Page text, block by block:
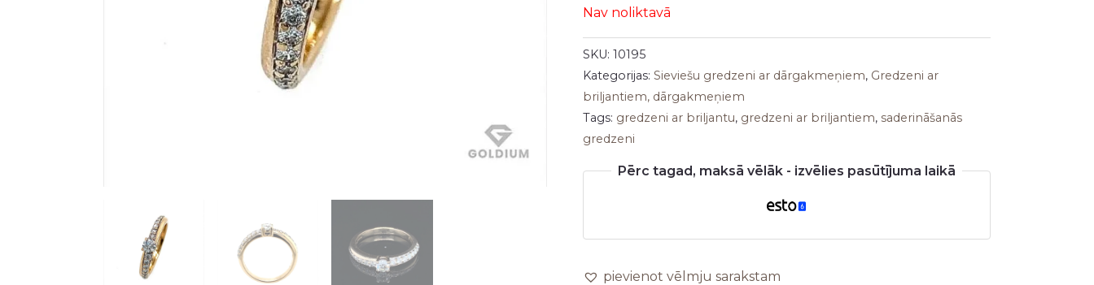
Nav noliktavā
SKU: 10195
Kategorijas: Sieviešu gredzeni ar dārgakmeņiem, Gredzeni ar
briljantiem, dārgakmeņiem
Tags: gredzeni ar briljantu, gredzeni ar briljantiem, saderināšanās
gredzeni
Pērc tagad, maksā vēlāk - izvēlies pasūtījuma laikā
pievienot vēlmju sarakstam